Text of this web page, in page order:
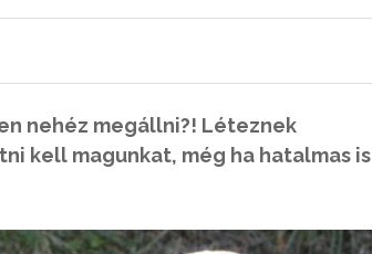
nehéz megállni?! Léteznek
kell magunkat, még ha hatalmas is